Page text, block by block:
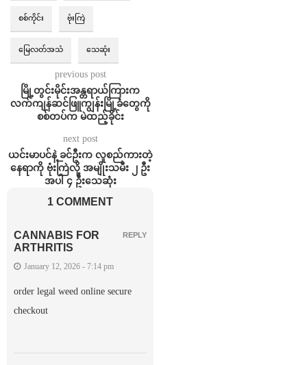
စစ်ကိုင်း ဗုံးကြဲ
မြေလတ်အသံ သေဆုံး
previous post
မြို့တွင်းမိုင်းအန္တရာယ်ကြားက
လက်ကျန်ဆင်ဖြူကျွန်းမြို့ခံတွေကို
စစ်တပ်က မဲထည့်ခိုင်း
next post
ယင်းမာပင်နဲ့ ခင်ဦးက လူစည်ကားတဲ့
နေရာကို ဗုံးကြဲလို့ အမျိုးသမီး ၂ ဦး
အပါ ၄ ဦးသေဆုံး
1 COMMENT
CANNABIS FOR
ARTHRITIS
January 12, 2026 - 7:14 pm
order legal weed online secure
checkout
REPLY